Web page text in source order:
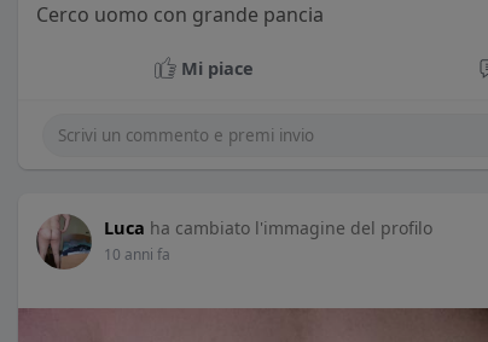
Cerco uomo con grande pancia
Mi piace
Luca ha cambiato l'immagine del profilo
10 anni fa